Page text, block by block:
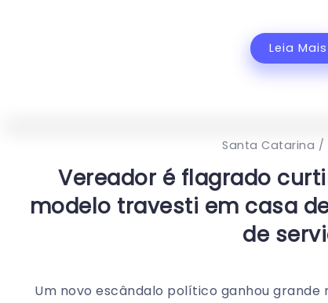
Leia Mais
Santa Catarina /
Vereador é flagrado
modelo travesti em casa
de
Um novo escândalo político ganhou grande